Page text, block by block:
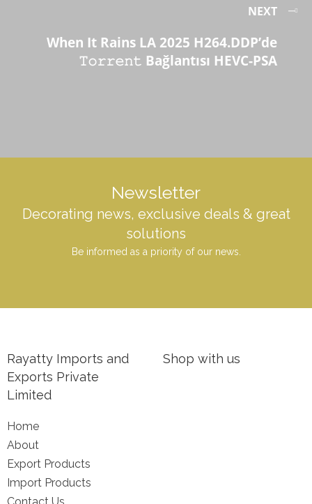
NEXT
When It Rains LA 2025 H264.DDP’de
𝚃𝚘𝚛𝚛𝚎𝚗𝚝 Bağlantısı HEVC-PSA
Newsletter
Decorating news, exclusive deals & great
solutions
Be informed as a priority of our news.
Rayatty Imports and
Exports Private
Limited
Home
About
Export Products
Import Products
Shop with us